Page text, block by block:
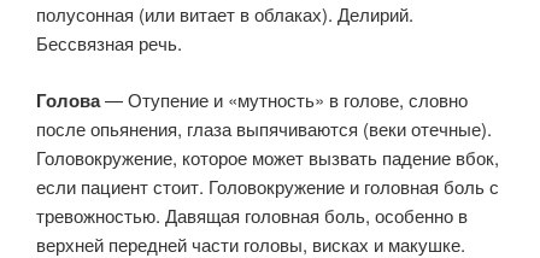
полусонная (или витает в облаках). Делирий.
Бессвязная речь.
Голова— Отупение и «мутность» в голове, словно
после опьянения, глаза выпячиваются (веки отечные).
Головокружение, которое может вызвать падение вбок,
если пациент стоит. Головокружение и головная боль с
тревожностью. Давящая головная боль, особенно в
верхней передней части головы, висках и макушке.